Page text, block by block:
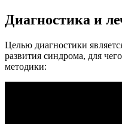
Диагностика и
Целью диагностики
развития синдрома, для
методики: